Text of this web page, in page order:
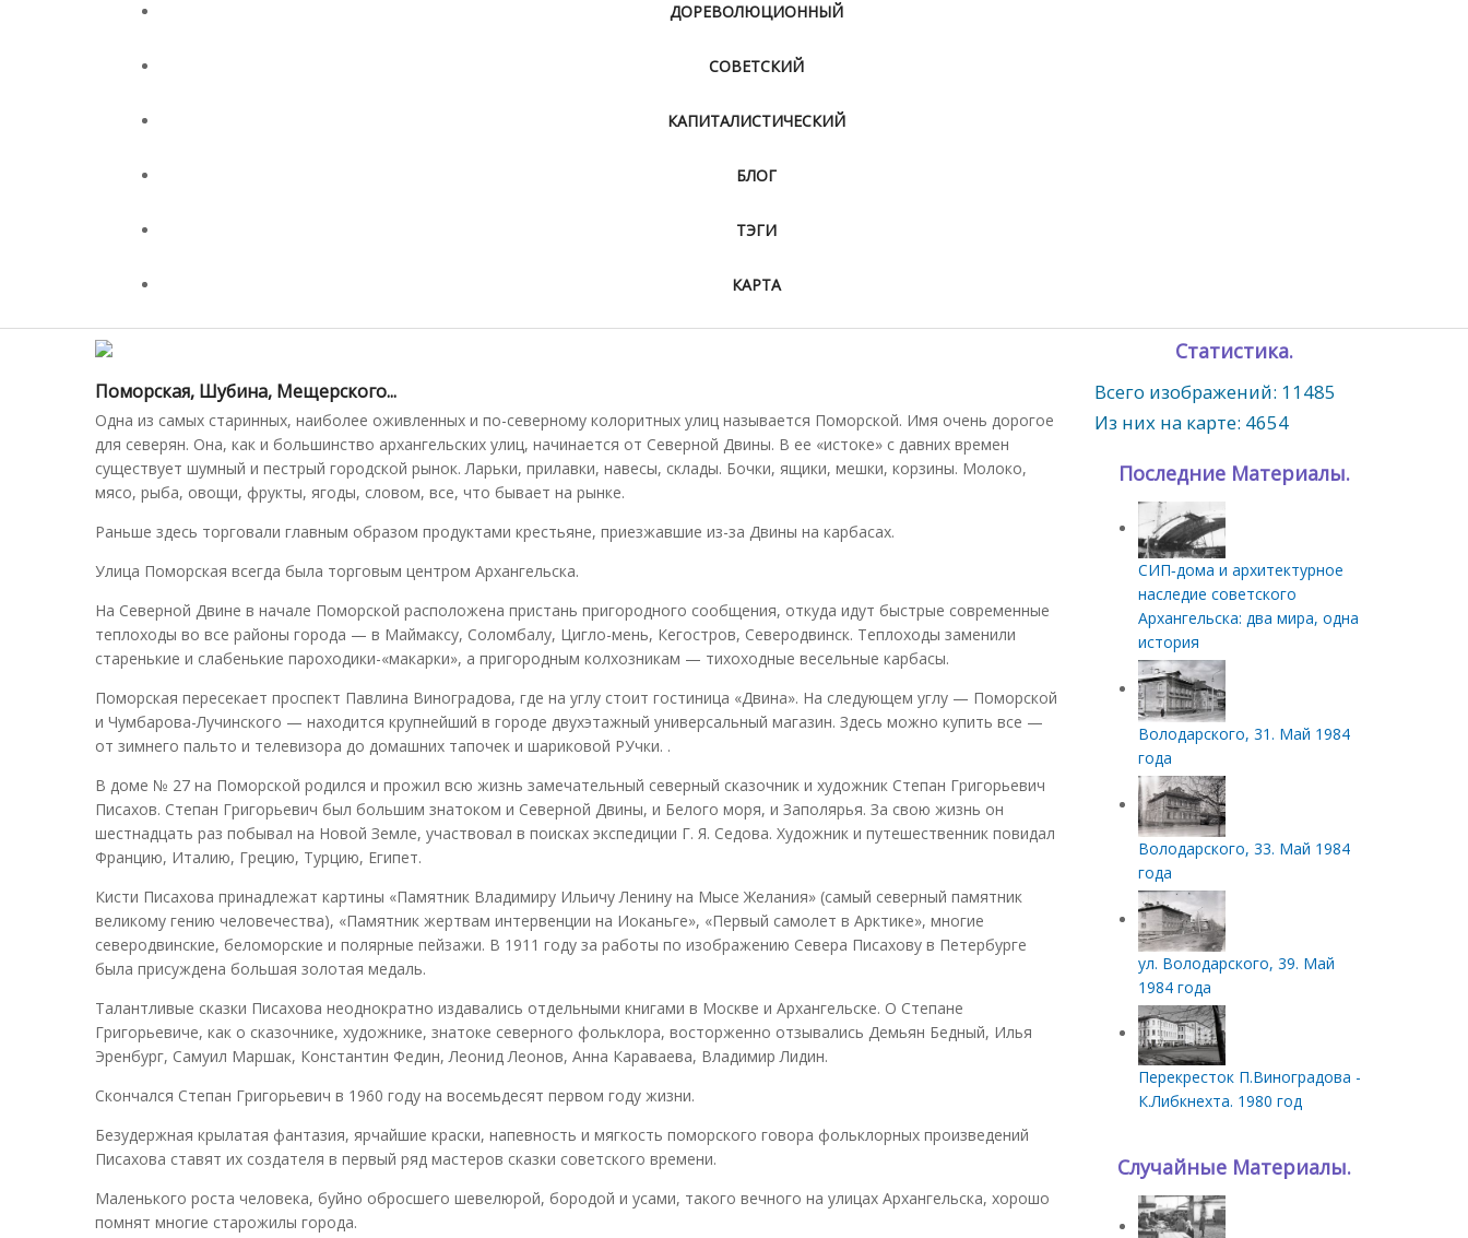
ДОРЕВОЛЮЦИОННЫЙ
СОВЕТСКИЙ
КАПИТАЛИСТИЧЕСКИЙ
БЛОГ
ТЭГИ
КАРТА
Поморская, Шубина, Мещерского...
Одна из самых старинных, наиболее оживленных и по-северному колоритных улиц называется Поморской. Имя очень дорогое
для северян. Она, как и большинство архангельских улиц, начинается от Северной Двины. В ее «истоке» с давних времен
существует шумный и пестрый городской рынок. Ларьки, прилавки, навесы, склады. Бочки, ящики, мешки, корзины. Молоко,
мясо, рыба, овощи, фрукты, ягоды, словом, все, что бывает на рынке.
Раньше здесь торговали главным образом продуктами крестьяне, приезжавшие из-за Двины на карбасах.
Улица Поморская всегда была торговым центром Архангельска.
На Северной Двине в начале Поморской расположена пристань пригородного сообщения, откуда идут быстрые современные
теплоходы во все районы города — в Маймаксу, Соломбалу, Цигло-мень, Кегостров, Северодвинск. Теплоходы заменили
старенькие и слабенькие пароходики-«макарки», а пригородным колхозникам — тихоходные весельные карбасы.
Поморская пересекает проспект Павлина Виноградова, где на углу стоит гостиница «Двина». На следующем углу — Поморской
и Чумбарова-Лучинского — находится крупнейший в городе двухэтажный универсальный магазин. Здесь можно купить все —
от зимнего пальто и телевизора до домашних тапочек и шариковой РУчки. .
В доме № 27 на Поморской родился и прожил всю жизнь замечательный северный сказочник и художник Степан Григорьевич
Писахов. Степан Григорьевич был большим знатоком и Северной Двины, и Белого моря, и Заполярья. За свою жизнь он
шестнадцать раз побывал на Новой Земле, участвовал в поисках экспедиции Г. Я. Седова. Художник и путешественник повидал
Францию, Италию, Грецию, Турцию, Египет.
Кисти Писахова принадлежат картины «Памятник Владимиру Ильичу Ленину на Мысе Желания» (самый северный памятник
великому гению человечества), «Памятник жертвам интервенции на Иоканьге», «Первый самолет в Арктике», многие
северодвинские, беломорские и полярные пейзажи. В 1911 году за работы по изображению Севера Писахову в Петербурге
была присуждена большая золотая медаль.
Талантливые сказки Писахова неоднократно издавались отдельными книгами в Москве и Архангельске. О Степане
Григорьевиче, как о сказочнике, художнике, знатоке северного фольклора, восторженно отзывались Демьян Бедный, Илья
Эренбург, Самуил Маршак, Константин Федин, Леонид Леонов, Анна Караваева, Владимир Лидин.
Скончался Степан Григорьевич в 1960 году на восемьдесят первом году жизни.
Безудержная крылатая фантазия, ярчайшие краски, напевность и мягкость поморского говора фольклорных произведений
Писахова ставят их создателя в первый ряд мастеров сказки советского времени.
Маленького роста человека, буйно обросшего шевелюрой, бородой и усами, такого вечного на улицах Архангельска, хорошо
помнят многие старожилы города.
Статистика.
Всего изображений: 11485
Из них на карте: 4654
Последние Материалы.
СИП‑дома и архитектурное
наследие советского
Архангельска: два мира, одна
история
Володарского, 31. Май 1984
года
Володарского, 33. Май 1984
года
ул. Володарского, 39. Май
1984 года
Перекресток П.Виноградова -
К.Либкнехта. 1980 год
Случайные Материалы.